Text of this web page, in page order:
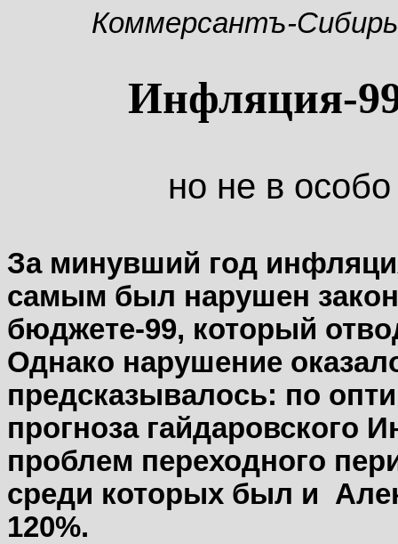
Коммерсантъ-Сибирь
Инфляция-
но не в
За минувший год
самым был нарушен
бюджете-99, который
Однако нарушение
предсказывалось: по
прогноза гайдаровского
проблем переходного
среди которых был и
120%.